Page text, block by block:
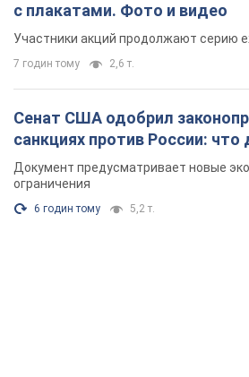
с плакатами. Фото и видео
Участники акций продолжают серию
7 годин тому 2,6 т.
Сенат США одобрил
санкциях против России:
Документ предусматривает новые
ограничения
6 годин тому 5,2 т.